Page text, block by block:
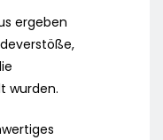
ergeben
wurden.